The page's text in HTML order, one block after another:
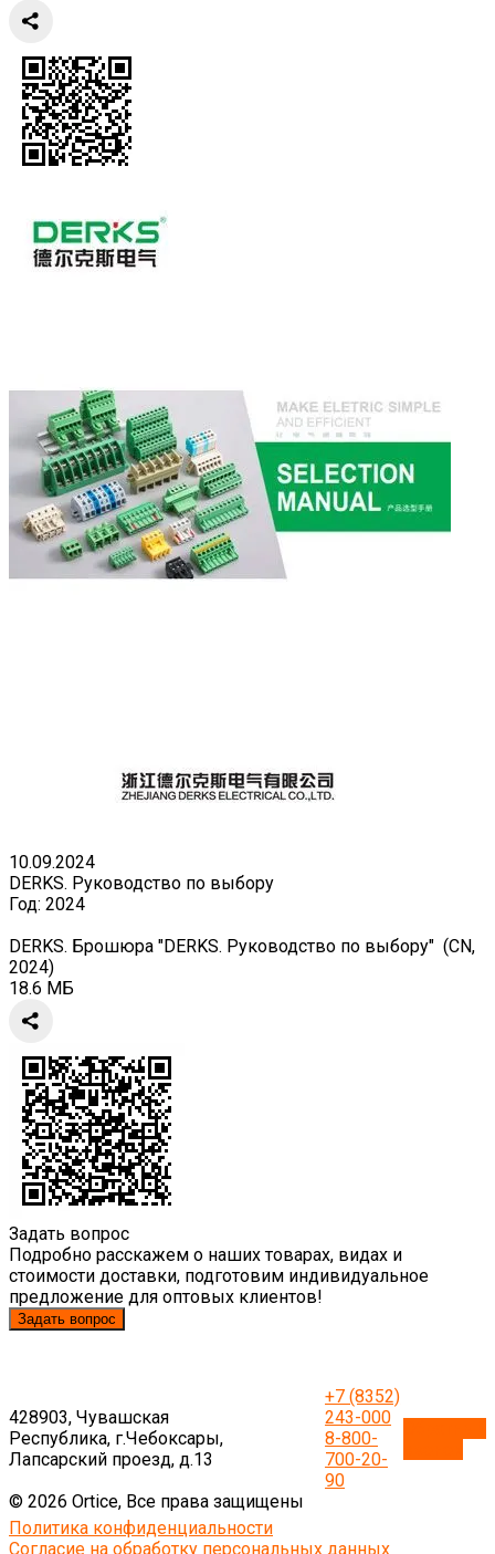
10.09.2024
DERKS. Руководство по выбору
Год: 2024
DERKS. Брошюра "DERKS. Руководство по выбору" (CN,
2024)
18.6 МБ
Задать вопрос
Подробно расскажем о наших товарах, видах и
стоимости доставки, подготовим индивидуальное
предложение для оптовых клиентов!
Задать вопрос
428903, Чувашская
Республика, г.Чебоксары,
Лапсарский проезд, д.13
+7 (8352)
243-000
8-800-
700-20-
90
© 2026 Ortice, Все права защищены
Политика конфиденциальности
Согласие на обработку персональных данных